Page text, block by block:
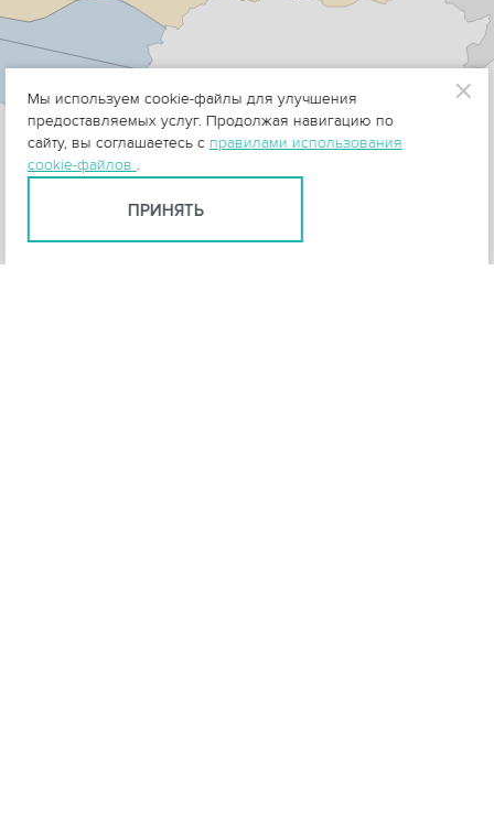
Мы используем cookie-файлы для улучшения
предоставляемых услуг. Продолжая навигацию по
сайту, вы соглашаетесь с правилами использования
cookie-файлов .
ПРИНЯТЬ